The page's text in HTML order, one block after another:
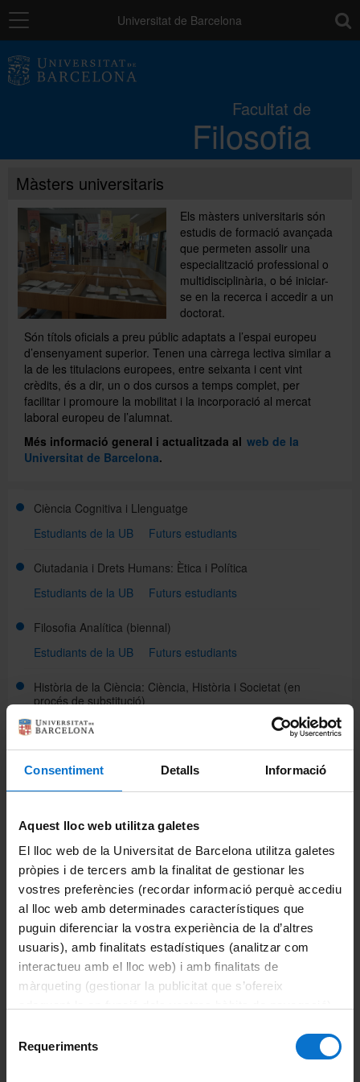
Consentiment Detalls Informació
Aquest lloc web utilitza galetes
El lloc web de la Universitat de Barcelona utilitza galetes
pròpies i de tercers amb la finalitat de gestionar les
vostres preferències (recordar informació perquè accediu
al lloc web amb determinades característiques que
puguin diferenciar la vostra experiència de la d’altres
usuaris), amb finalitats estadístiques (analitzar com
interactueu amb el lloc web) i amb finalitats de
màrqueting (gestionar la publicitat que s’ofereix
consultar laPolítica de galetes del lloc web de la
Requeriments
Navegació Universitat de Barcelona
Facultat de
Filosofia
Estudis
Recerca i innovació
Serveis
Mobilitat
Relacions externes
Directori
Español
Màsters universitaris
Els màsters universitaris són
estudis de formació avançada
que permeten assolir una
especialització professional o
multidisciplinària, o bé iniciar-
se en la recerca i accedir a un
doctorat.
Són títols oficials a preu públic adaptats a l’espai europeu
d’ensenyament superior. Tenen una càrrega lectiva similar a
la de les titulacions europees, entre seixanta i cent vint
crèdits, és a dir, un o dos cursos a temps complet, per
facilitar i promoure la mobilitat i la incorporació al mercat
laboral europeu de l’alumnat.
Més informació general i actualitzada al web de la
Universitat de Barcelona.
Ciència Cognitiva i Llenguatge
Estudiants de la UB
Futurs estudiants
Ciutadania i Drets Humans: Ètica i Política
Estudiants de la UB
Futurs estudiants
Filosofia Analítica (biennal)
Estudiants de la UB
Futurs estudiants
Història de la Ciència: Ciència, Història i Societat (en
procés de substitució)
Estudiants de la UB
Científica(nou)
Lògica Pura i Aplicada(biennal)
Estudiants de la UB
Futurs estudiants
Pensament Contemporani i Tradició Clàssica
Estudiants de la UB
Futurs estudiants
Comparteix-ho:
Portals i intranets
Portal d'estudiants